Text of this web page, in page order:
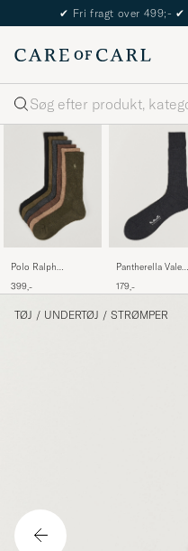
✔ Fri fragt over 499;- ✔
Søg
Polo Ralph
Performance Crew
399,-
Pantherella Vale
Grey
179,-
TØJ / UNDERTØJ / STRØMPER